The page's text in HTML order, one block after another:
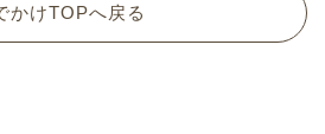
かけTOPへ戻る